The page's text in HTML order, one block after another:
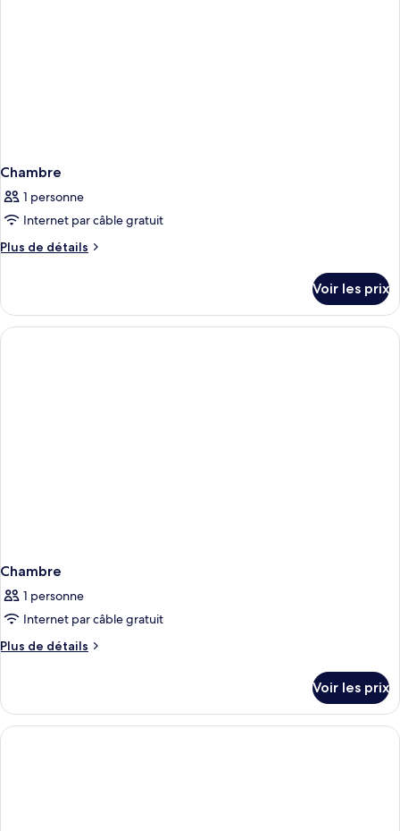
Chambre
1 personne
Internet par câble gratuit
Plus de détails
Plus
le
type
de
Voir les prix
Chambre
1 personne
Internet par câble gratuit
Plus de détails
Plus
le
type
de
Voir les prix